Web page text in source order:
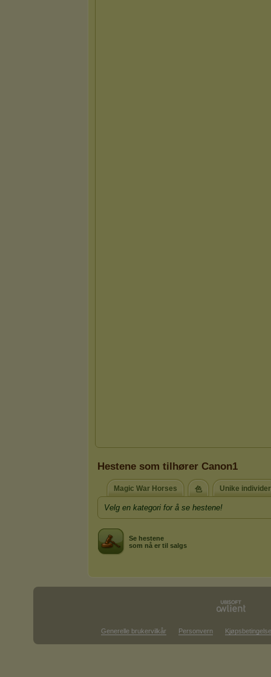
Hestene som tilhører Canon1
Magic War Horses 色 Unike individer
Velg en kategori for å se hestene!
Se hestene
som nå er til salgs
Generelle brukervilkår Personvern